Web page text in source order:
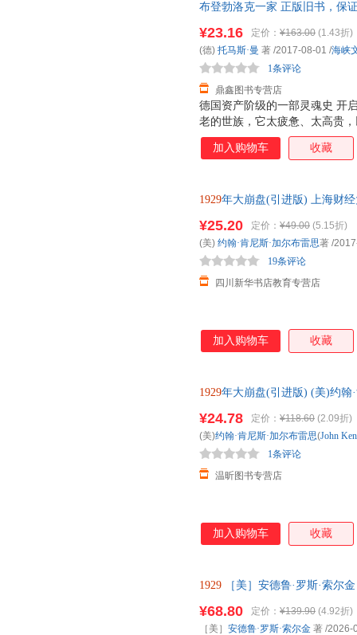
布登勃洛克一家 正版旧书，保
德国资产阶级的一部灵魂史 开
老的世族，它太疲惫、太高贵
接近末日。 德国19世纪后半期
¥23.16 定价： ¥163.00 (1.43折)
鼎鑫图书专营店
1条评论
(德) 托马斯·曼 著 /2017-08-01 /海峡
加入购物车 收藏
1929年大崩盘(引进版) 上海财
¥25.20 定价： ¥49.00 (5.15折)
四川新华书店教育专营店
19条评论
(美) 约翰·肯尼斯·加尔布雷思著 /
加入购物车 收藏
1929年大崩盘(引进版) (美)约翰
¥24.78 定价： ¥118.60 (2.09折)
温昕图书专营店
1条评论
(美)约翰·肯尼斯·加尔布雷思(John
加入购物车 收藏
1929 ［美］安德鲁·罗斯·索尔
¥68.80 定价： ¥139.90 (4.92折)
［美］ 安德鲁·罗斯·索尔金 著 /2026-